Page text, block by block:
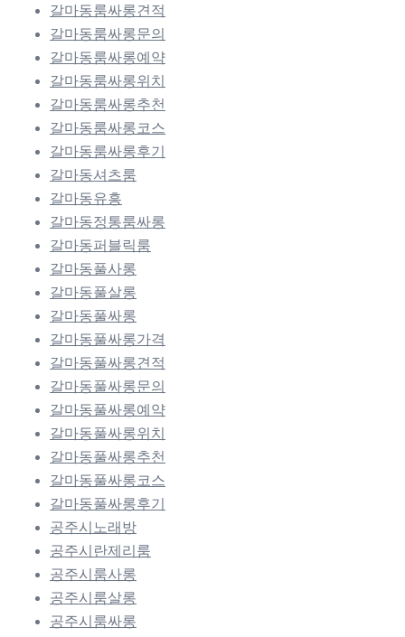
갈마동룸싸롱견적
갈마동룸싸롱문의
갈마동룸싸롱예약
갈마동룸싸롱위치
갈마동룸싸롱추천
갈마동룸싸롱코스
갈마동룸싸롱후기
갈마동셔츠룸
갈마동유흥
갈마동정통룸싸롱
갈마동퍼블릭룸
갈마동풀사롱
갈마동풀살롱
갈마동풀싸롱
갈마동풀싸롱가격
갈마동풀싸롱견적
갈마동풀싸롱문의
갈마동풀싸롱예약
갈마동풀싸롱위치
갈마동풀싸롱추천
갈마동풀싸롱코스
갈마동풀싸롱후기
공주시노래방
공주시란제리룸
공주시룸사롱
공주시룸살롱
공주시룸싸롱